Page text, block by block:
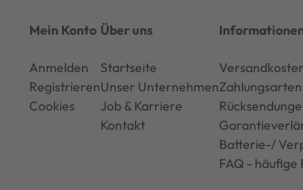
Mein Konto
Anmelden
Registrieren
Cookies
Über uns
Startseite
Unser Unternehmen
Job & Karriere
Kontakt
Informationen
Zahlungsarten
Batterie-/
FAQ - häufige